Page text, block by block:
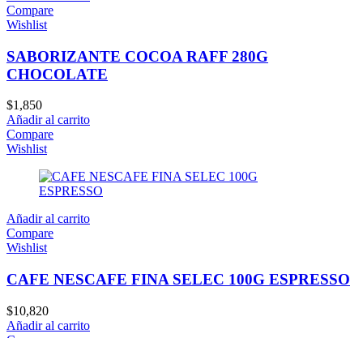
Compare
Wishlist
SABORIZANTE COCOA RAFF 280G
CHOCOLATE
$1,850
Añadir al carrito
Compare
Wishlist
Añadir al carrito
Compare
Wishlist
CAFE NESCAFE FINA SELEC 100G ESPRESSO
$10,820
Añadir al carrito